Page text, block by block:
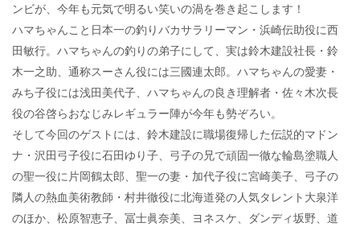
ンビが、今年も元気で明るい笑いの渦を巻き起こします！
ハマちゃんこと日本一の釣りバカサラリーマン・浜崎伝助役に西
田敏行。ハマちゃんの釣りの弟子にして、実は鈴木建設社長・鈴
木一之助、通称スーさん役には三國連太郎。ハマちゃんの愛妻・
みち子役には浅田美代子、ハマちゃんの良き理解者・佐々木次長
役の谷啓らおなじみレギュラー陣が今年も勢ぞろい。
そして今回のゲストには、鈴木建設に職場復帰した伝説的マドン
ナ・沢田弓子役に石田ゆり子、弓子の兄で頑固一徹な輪島塗職人
の聖一役に片岡鶴太郎、聖一の妻・加代子役に宮崎美子、弓子の
隣人の熱血美術教師・村井徹役に北海道発の人気タレント大泉洋
のほか、松原智恵子、冨士眞奈美、ヨネスケ、ダンディ坂野、道